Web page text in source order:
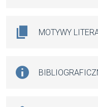
MOTYWY